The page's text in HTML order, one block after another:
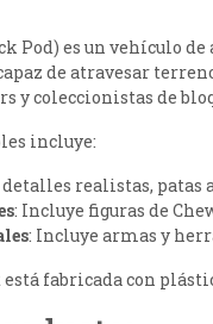
Pod) es un vehículo
de atravesar
y coleccionistas de
incluye:
detalles realistas,
: Incluye figuras de
: Incluye armas y
está fabricada con